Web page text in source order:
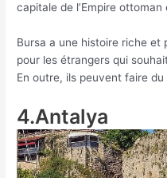
capitale de l’Empire
Bursa a une histoire riche
pour les étrangers qui
En outre, ils peuvent faire
4.Antalya